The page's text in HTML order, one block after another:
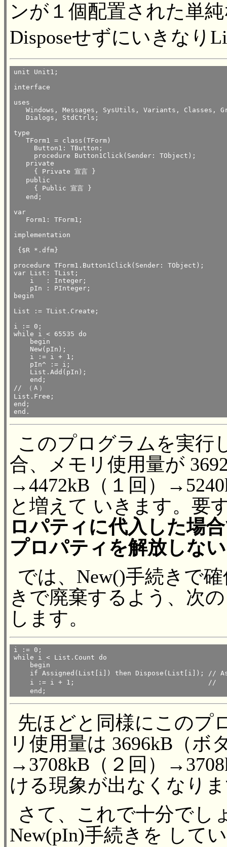
ンが１個配置された単
Disposeせずにいきなり
unit Unit1;
interface
uses
Windows, Messages, SysUtils, Variants, Classes,
   Dialogs, StdCtrls;
type
   TForm1 = class(TForm)
     Button1: TButton;
     procedure Button1Click(Sender: TObject);
   private
     { Private 宣言 }
   public
     { Public 宣言 }
   end;
var
   Form1: TForm1;
implementation
{$R *.dfm}
procedure TForm1.Button1Click(Sender: TObject);
var List: TList;
    i	: Integer;
    pIn : PInteger;
begin
List := TList.Create;
i := 0;
while i < 65535 do
    begin
    New(pIn);
    i := i + 1;
    pIn^ := i;
    List.Add(pIn);
    end;
// （Ａ）
List.Free;
end;
end.
このプログラムを実行
合、メモリ使用量が
→4472kB（１回）
と増えて いきます。要
ロパティに代入した場
プロパティを解放しない
では、New()手続きで
きで廃棄するよう、次
します。
i := 0;
while i < List.Count do
    begin
    if Assigned(List[i]) then Dispose(List[i]);	// Assigned()でList[i]が
    i := i + 1;					//    nilでないことを確認
    end;
先ほどと同様にこのプ
リ使用量は 3696kB（
→3708kB（２回）
ける現象が出なくなり
さて、これで十分でし
New(pIn)手続きを して